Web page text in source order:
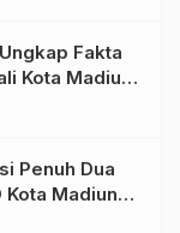
Fakta
Kota Madiun
Penuh Dua
Kota Madiun
Penanganan